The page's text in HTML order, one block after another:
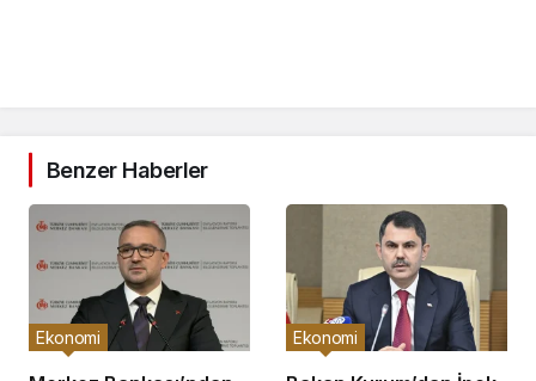
Benzer Haberler
Ekonomi Ekonomi